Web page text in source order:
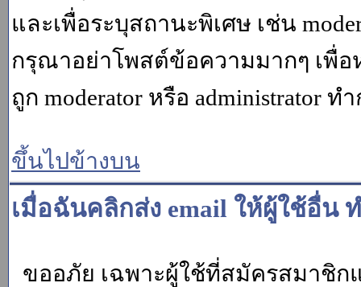
และเพื่อระบุสถานะพิเศษ เช่น
กรุณาอย่าโพสต์ข้อความมากๆ เพื่
ถูก moderator หรือ administrator
ขึ้นไปข้างบน
เมื่อฉันคลิกส่ง email ให้ผู้ใช้อื่น
ขออภัย เฉพาะผู้ใช้ที่สมัครสมาชิก